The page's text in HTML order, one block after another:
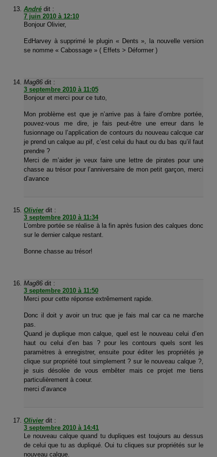
André dit :
7 juin 2010 à 12:10
Bonjour Olivier,
EdHarvey à supprimé le plugin « Dents », la nouvelle version
se nomme « Cabossage » ( Effets > Déformer )
Mag86 dit :
3 septembre 2010 à 11:05
Bonjour et merci pour ce tuto,
Mon problème est que je n’arrive pas à faire d’ombre portée,
pouvez-vous me dire, je fais peut-être une erreur dans le
fusionnage ou l’application de contours du nouveau calcque car
je prend un calque au pif, c’est celui du haut ou du bas qu’il faut
prendre ?
Merci de m’aider je veux faire une lettre de pirates pour une
chasse au trésor pour l’anniversaire de mon petit garçon, merci
d’avance
Olivier dit :
3 septembre 2010 à 11:34
L’ombre portée se réalise à la fin après fusion des calques donc
sur le dernier calque restant.
Bonne chasse au trésor!
Mag86 dit :
3 septembre 2010 à 11:50
Merci pour cette réponse extrêmement rapide.
Donc il doit y avoir un truc que je fais mal car ca ne marche
pas.
Quand je duplique mon calque, quel est le nouveau celui d’en
haut ou celui d’en bas ? pour les contours quels sont les
paramètres à enregistrer, ensuite pour éditer les propriétés je
clique sur propriété tout simplement ? sur le nouveau calque ?,
je suis désolée de vous embêter mais ce projet me tiens
particulièrement à coeur.
merci d’avance
Olivier dit :
3 septembre 2010 à 14:41
Le nouveau calque quand tu dupliques est toujours au dessus
de celui que tu as dupliqué. Oui tu cliques sur propriétés sur le
nouveau calque.